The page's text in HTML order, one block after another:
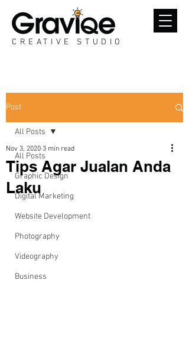
CREATIVE STUDIO
Post
All Posts
Graphic Design
Digital Marketing
Website Development
Photography
Videography
Business
All Posts
Tips Agar Jualan Anda
Laku
Nov 3, 2020 3 min read